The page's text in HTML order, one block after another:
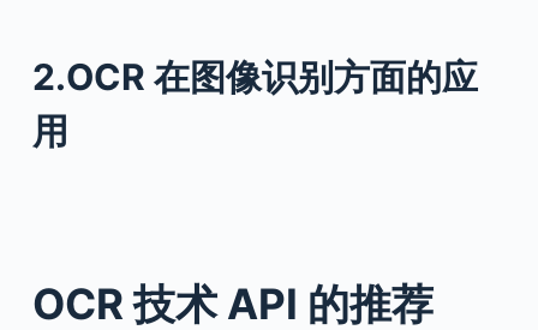
2.OCR 在图像识别方面的应
用
OCR 技术 API 的推荐